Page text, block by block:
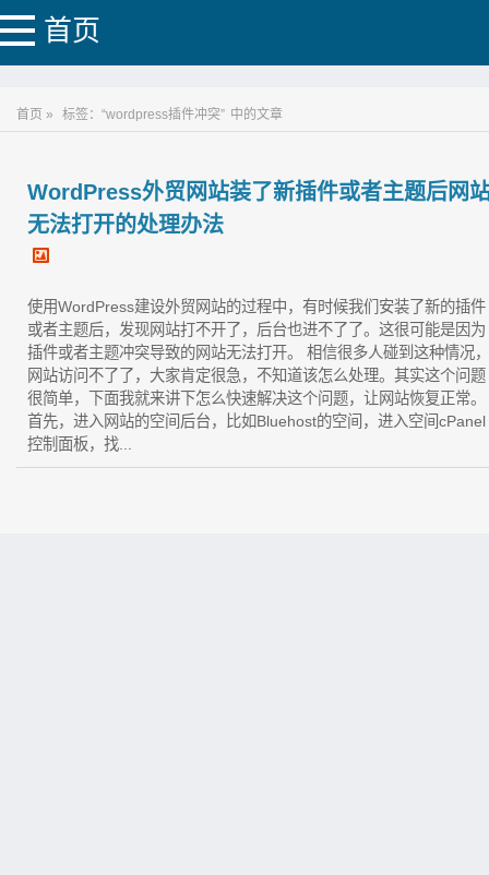
首页
首页 » 标签：“wordpress插件冲突” 中的文章
WordPress外贸网站装了新插件或者主题后网
无法打开的处理办法
使用WordPress建设外贸网站的过程中，有时候我们安装了新的插件
或者主题后，发现网站打不开了，后台也进不了了。这很可能是因为
插件或者主题冲突导致的网站无法打开。 相信很多人碰到这种情况，
网站访问不了了，大家肯定很急，不知道该怎么处理。其实这个问题
很简单，下面我就来讲下怎么快速解决这个问题，让网站恢复正常。
首先，进入网站的空间后台，比如Bluehost的空间，进入空间cPanel
控制面板，找...